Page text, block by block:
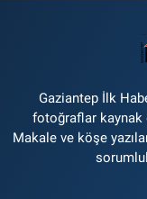
Gaziantep İlk
fotoğraflar kaynak
Makale ve köşe